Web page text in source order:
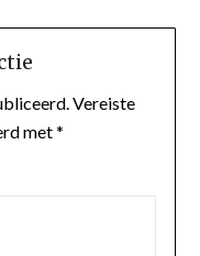
Vereiste
met*